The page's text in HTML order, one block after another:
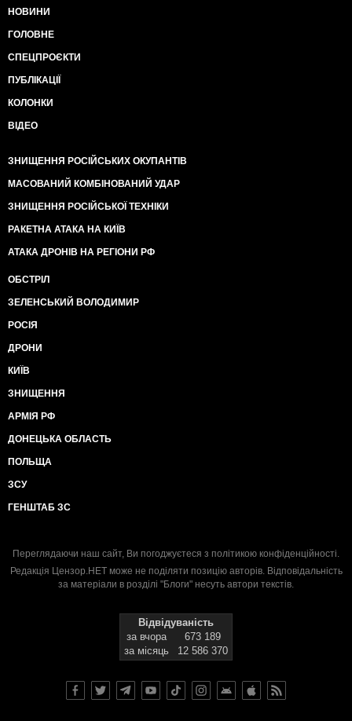
НОВИНИ
ГОЛОВНЕ
СПЕЦПРОЄКТИ
ПУБЛІКАЦІЇ
КОЛОНКИ
ВІДЕО
ЗНИЩЕННЯ РОСІЙСЬКИХ ОКУПАНТІВ
МАСОВАНИЙ КОМБІНОВАНИЙ УДАР
ЗНИЩЕННЯ РОСІЙСЬКОЇ ТЕХНІКИ
РАКЕТНА АТАКА НА КИЇВ
АТАКА ДРОНІВ НА РЕГІОНИ РФ
ОБСТРІЛ
ЗЕЛЕНСЬКИЙ ВОЛОДИМИР
РОСІЯ
ДРОНИ
КИЇВ
ЗНИЩЕННЯ
АРМІЯ РФ
ДОНЕЦЬКА ОБЛАСТЬ
ПОЛЬЩА
ЗСУ
ГЕНШТАБ ЗС
Переглядаючи наш сайт, Ви погоджуєтеся з політикою конфіденційності.
Редакція Цензор.НЕТ може не поділяти позицію авторів. Відповідальність
за матеріали в розділі "Блоги" несуть автори текстів.
Відвідуваність
за вчора
673 189
за місяць
12 586 370